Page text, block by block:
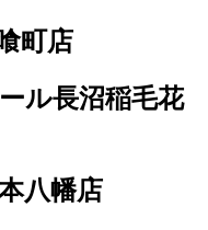
町店
ル長沼稲毛花
八幡店